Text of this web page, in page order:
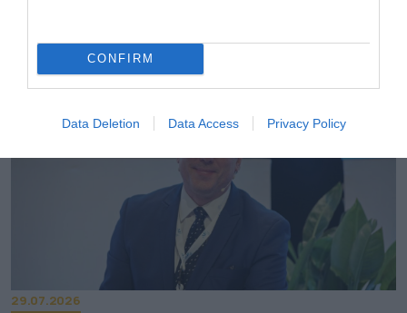
CONFIRM
Data Deletion Data Access Privacy Policy
29.07.2026